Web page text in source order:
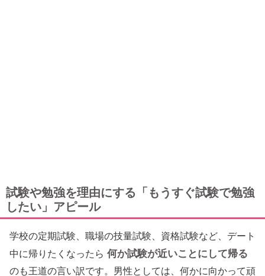
試験や勉強を理由にする「もうすぐ試験で勉強
したい」アピール
学校の定期試験、職場の技量試験、資格試験など、デート
中に帰りたくなったら 何か試験が近いことにして帰る
のも王道の言い訳です。男性としては、何かに向かって頑